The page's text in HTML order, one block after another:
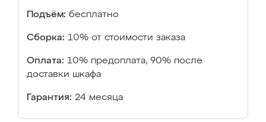
Подъём: бесплатно
Сборка: 10% от стоимости заказа
Оплата: 10% предоплата, 90% после
доставки шкафа
Гарантия: 24 месяца